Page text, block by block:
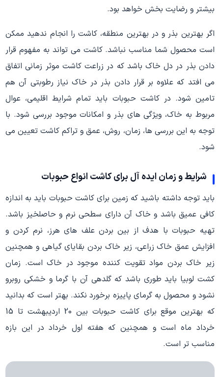
بیشتر و رضایت بخش خواهد بود.
اگر بهترین بذر و در بهترین منطقه، کاشت را انجام ندهید ممکن
است محصول شما مناسب نباشد. کاشت می تواند به مفهوم قرار
دادن بذر در دل خاک باشد که در زراعت کاشت موثر زمانی اتفاق
می افتد که علاوه بر قرار دادن بذر در خاک نیاز رطوبتی آن هم
تامین شود. در کاشت حبوبات باید تمام شرایط اقلیمی، عوال
مربوط به خاک، ویژگی های بذر و امکانات موجود بررسی شود. با
توجه به این بررسی ها، زمان، روش، عمق و تراکم کاشت تعیین می
شود.
شرایط و زمان ایده آل برای کاشت انواع حبوبات
باید توجه داشته باشید که زمین برای کاشت حبوبات باید به اندازه
کافی عمیق باشد و خاک آن دارای سطحی نرم و حاصلخیز باشد.
تهیه حبوبات با هدف از بین بردن علف های هرز، نرم کردن و
افزایش عمق خاک زراعی، زیر خاک بردن بقایای گیاهی و همچنین
زیر خاک بردن مواد تقویت کننده موجود در خاک است. زمان
کشت لوبیا باید طوری باشد که گلدهی آن با گرما و خشکی روبرو
نشود و محصول به گرمای پاییزه برخورد نکند. بهتر است که بدانید
که بهترین موقع برای کاشت حبوبات بین 20 اردیبهشت تا 15
خرداد ماه است و همچنین که هفته اول خرداد در این بازه
مناسب تر است.